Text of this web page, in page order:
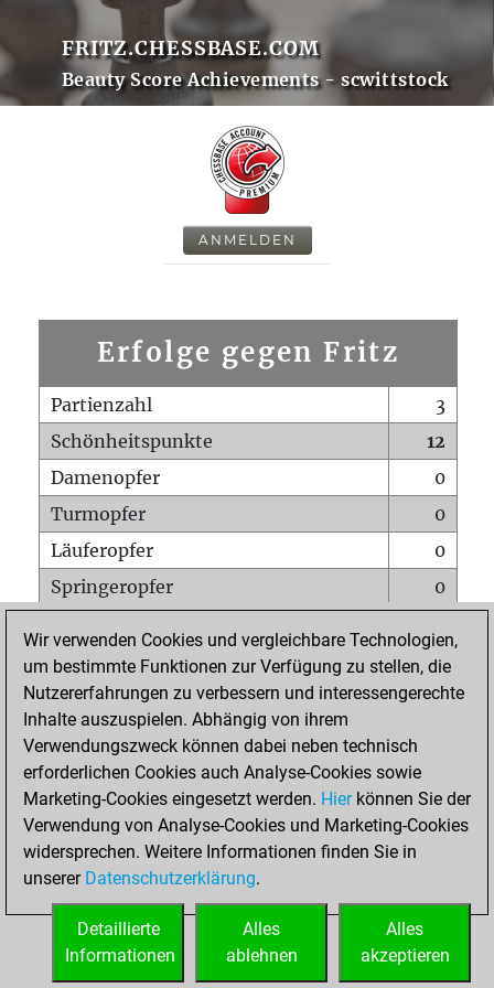
FRITZ.CHESSBASE.COM
Beauty Score Achievements - scwittstock
ANMELDEN
Erfolge gegen Fritz
Partienzahl
3
Schönheitspunkte
12
Damenopfer
0
Turmopfer
0
Läuferopfer
0
Springeropfer
0
Matt auf vollem Brett
0
Bauer setzt Matt
0
Erstickte Matts
Unterverwandlungen
Türme auf der siebten
0
STARTSEITE
Wir verwenden Cookies und vergleichbare Technologien,
um bestimmte Funktionen zur Verfügung zu stellen, die
Nutzererfahrungen zu verbessern und interessengerechte
Inhalte auszuspielen. Abhängig von ihrem
Verwendungszweck können dabei neben technisch
erforderlichen Cookies auch Analyse-Cookies sowie
Marketing-Cookies eingesetzt werden. Hierkönnen Sie der
Verwendung von Analyse-Cookies und Marketing-Cookies
widersprechen. Weitere Informationen finden Sie in
unserer Datenschutzerklärung.
Alles
akzeptieren
Alles
ablehnen
Detaillierte
Informationen